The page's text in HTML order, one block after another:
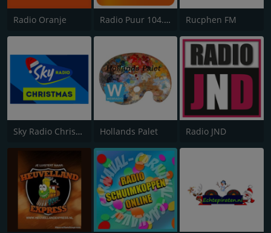
Radio Oranje Radio Puur 104.3 FM West Brabant Rucphen FM
Sky Radio Christmas Hollands Palet Radio JND